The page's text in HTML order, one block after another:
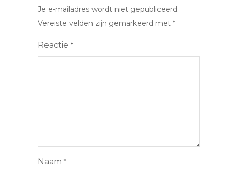
Je e-mailadres wordt niet gepubliceerd.
Vereiste velden zijn gemarkeerd met *
Reactie *
Naam *